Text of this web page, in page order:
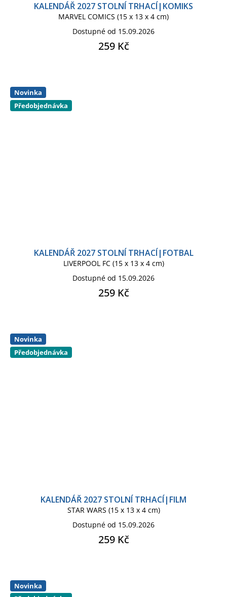
KALENDÁŘ 2027 STOLNÍ TRHACÍ|KOMIKS
MARVEL COMICS (15 x 13 x 4 cm)
Dostupné od 15.09.2026
259 Kč
Novinka
Předobjednávka
KALENDÁŘ 2027 STOLNÍ TRHACÍ|FOTBAL
LIVERPOOL FC (15 x 13 x 4 cm)
Dostupné od 15.09.2026
259 Kč
Novinka
Předobjednávka
KALENDÁŘ 2027 STOLNÍ TRHACÍ|FILM
STAR WARS (15 x 13 x 4 cm)
Dostupné od 15.09.2026
259 Kč
Novinka